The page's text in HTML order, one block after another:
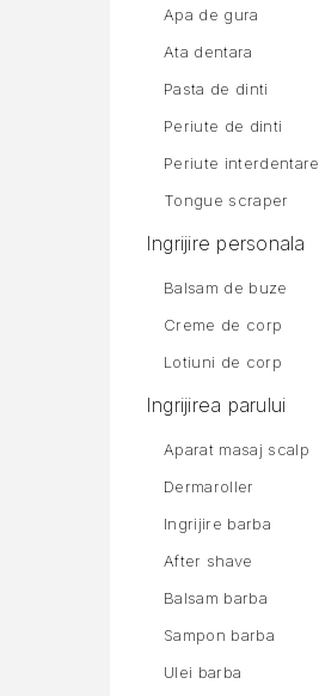
Apa de gura
Ata dentara
Pasta de dinti
Periute de dinti
Periute interdentare
Tongue scraper
Ingrijire personala
Balsam de buze
Creme de corp
Lotiuni de corp
Ingrijirea parului
Aparat masaj scalp
Dermaroller
Ingrijire barba
After shave
Balsam barba
Sampon barba
Ulei barba